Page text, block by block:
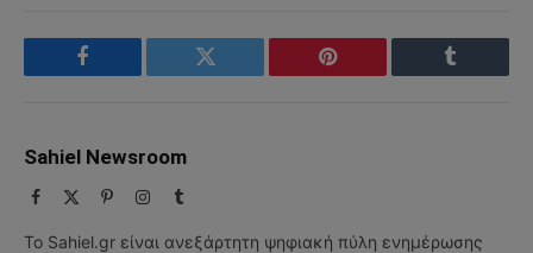
Facebook Twitter Pinterest Tumblr
Sahiel Newsroom
Facebook PinterestInstagram
Tumblr
Το Sahiel.gr είναι ανεξάρτητη ψηφιακή πύλη ενημέρωσης